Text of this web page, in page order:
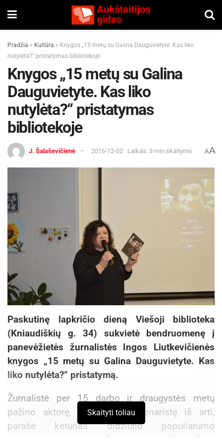
Pradžia » Kultūra » Knygos „15 metų su Galina Dauguvietyte. Kas liko
nutylėta?“ pristatymas bibliotekoje
Knygos „15 metų su Galina
Dauguvietyte. Kas liko
nutylėta?“ pristatymas
bibliotekoje
J. Šalaševičienė 2016-12-02 Laikas: 3 min skaitymo AA
Paskutinę lapkričio dieną Viešoji biblioteka
(Kniaudiškių g. 34) sukvietė bendruomenę į
panevėžietės žurnalistės Ingos Liutkevičienės
knygos „15 metų su Galina Dauguvietyte. Kas
liko nutylėta?” pristatymą.
Žurnalistė per 15 darbo ir draugystės metų
pažino aktorę, režisierę ir scenaristę iš arti,
parašė keturias didžiulio populiarumo
sulaukusias knygas –
„Perpetuum mobile“ , „Post
Skaityti toliau